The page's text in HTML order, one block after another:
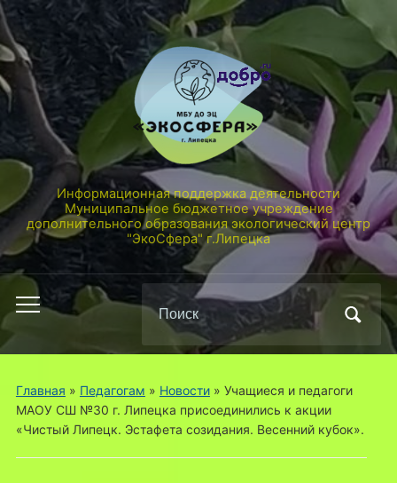
Информационная поддержка деятельности
Муниципальное бюджетное учреждение
дополнительного образования экологический центр
"ЭкоСфера" г.Липецка
Переключить
меню
Поиск
по:
Главная » Педагогам » Новости» Учащиеся и педагоги
МАОУ СШ №30 г. Липецка присоединились к акции
«Чистый Липецк. Эстафета созидания. Весенний кубок».